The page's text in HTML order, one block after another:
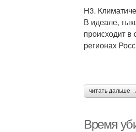
H3.
В идеале,
происходит в
регионах
читать дальше →
Время